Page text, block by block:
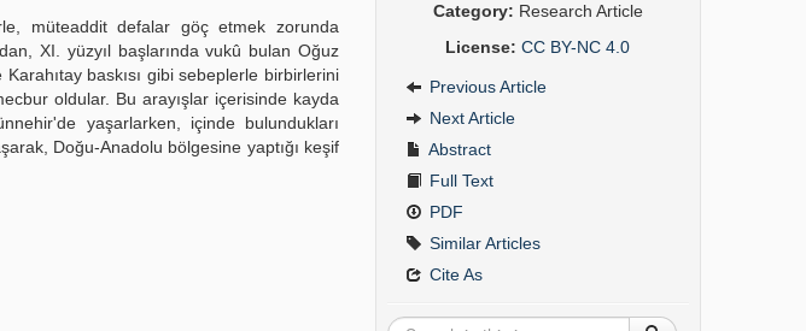
müteaddit defalar göç etmek zorunda
XI. yüzyıl başlarında vukû bulan Oğuz
baskısı gibi sebeplerle birbirlerini
oldular. Bu arayışlar içerisinde kayda
yaşarlarken, içinde bulundukları
Doğu-Anadolu bölgesine yaptığı keşif
Category: Research Article
License: CC BY-NC 4.0
Previous Article
Next Article
Abstract
Full Text
PDF
Similar Articles
Cite As